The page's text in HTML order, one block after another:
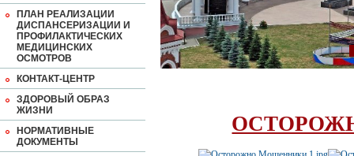
ПЛАН РЕАЛИЗАЦИИ
ДИСПАНСЕРИЗАЦИИ И
ПРОФИЛАКТИЧЕСКИХ
МЕДИЦИНСКИХ
ОСМОТРОВ
КОНТАКТ-ЦЕНТР
ЗДОРОВЫЙ ОБРАЗ
ЖИЗНИ
НОРМАТИВНЫЕ
ДОКУМЕНТЫ